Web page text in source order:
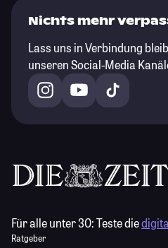
Nichts mehr
Lass uns in Verbindung
unseren Social-Media
Für alle unter 30:Teste die
Ratgeber